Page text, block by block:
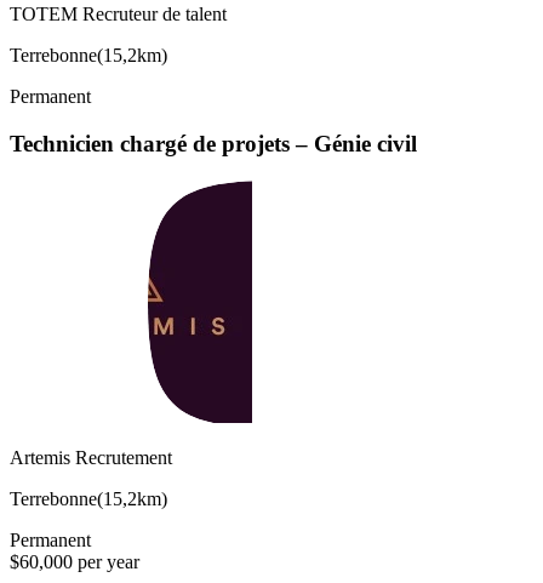
TOTEM Recruteur de talent
Terrebonne(15,2km)
Permanent
Technicien chargé de projets – Génie civil
Artemis Recrutement
Terrebonne(15,2km)
Permanent
$60,000 per year